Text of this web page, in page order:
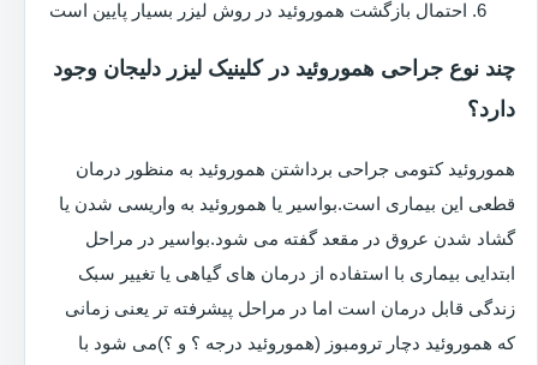
احتمال بازگشت هموروئید در روش لیزر بسیار پایین است
چند نوع جراحی هموروئید در کلینیک لیزر دلیجان وجود
دارد؟
هموروئید کتومی جراحی برداشتن هموروئید به منظور درمان
قطعی این بیماری است.بواسیر یا هموروئید به واریسی شدن یا
گشاد شدن عروق در مقعد گفته می شود.بواسیر در مراحل
ابتدایی بیماری با استفاده از درمان های گیاهی یا تغییر سبک
زندگی قابل درمان است اما در مراحل پیشرفته تر یعنی زمانی
که هموروئید دچار ترومبوز (هموروئید درجه ؟ و ؟)می شود با